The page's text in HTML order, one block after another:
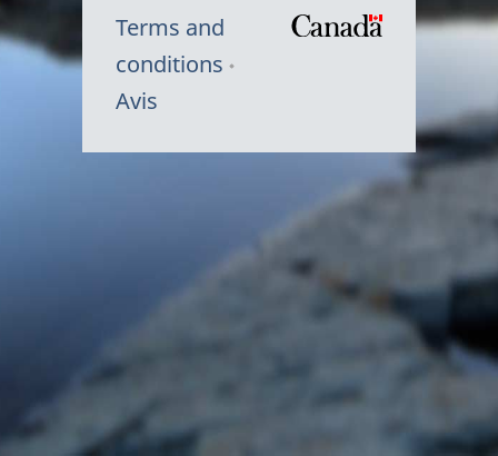
Terms and
conditions
Avis
du